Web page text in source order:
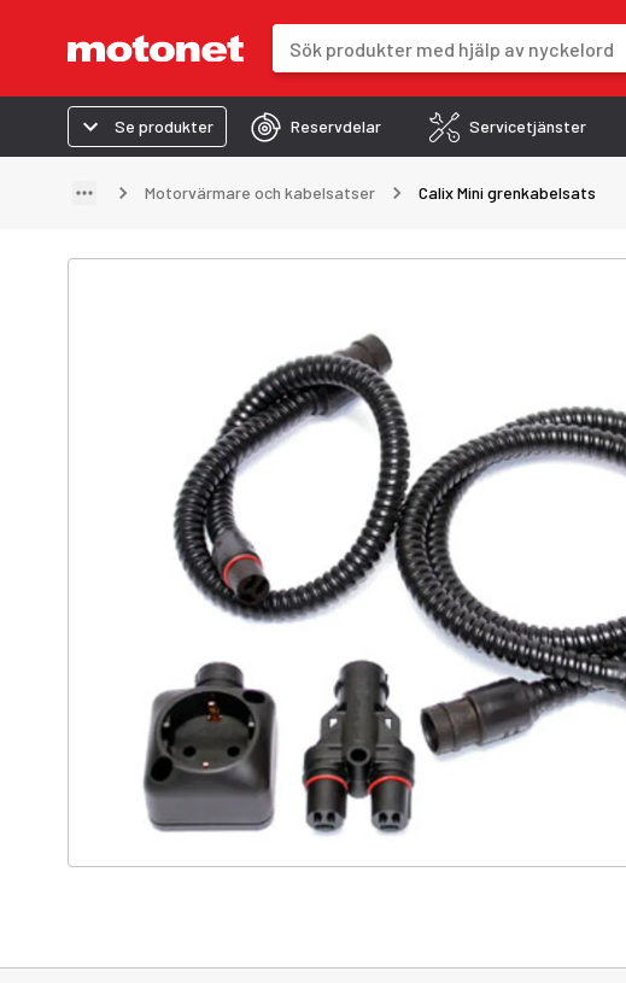
Se produkter
Reservdelar Servicetjänster
Motorvärmare och kabelsatser Calix Mini grenkabelsats